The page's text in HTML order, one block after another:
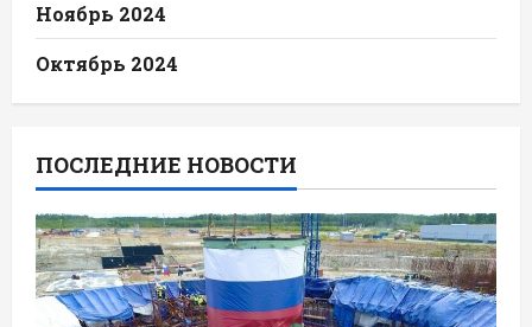
Ноябрь 2024
Октябрь 2024
ПОСЛЕДНИЕ НОВОСТИ